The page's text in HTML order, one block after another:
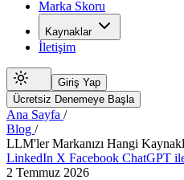
Marka Skoru
Kaynaklar
İletişim
Giriş Yap
Ücretsiz Denemeye Başla
Ana Sayfa /
Blog /
LLM'ler Markanızı Hangi
LinkedIn X Facebook ChatGPT
2 Temmuz 2026